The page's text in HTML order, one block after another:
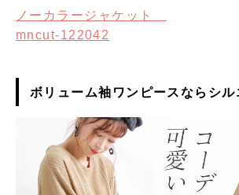
ノーカラージャケット
mncut-122042
ボリューム袖ワンピースならシ